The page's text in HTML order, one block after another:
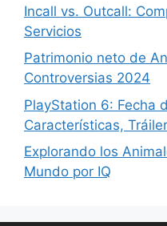
Incall vs. Outcall:
Servicios
Patrimonio neto de
Controversias 2024
PlayStation 6: Fecha
Características,
Explorando los
Mundo por IQ